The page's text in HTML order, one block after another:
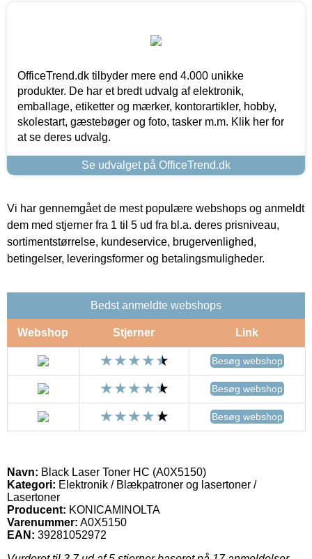
OfficeTrend.dk tilbyder mere end 4.000 unikke
produkter. De har et bredt udvalg af elektronik,
emballage, etiketter og mærker, kontorartikler, hobby,
skolestart, gæstebøger og foto, tasker m.m. Klik her for
at se deres udvalg.
Se udvalget på OfficeTrend.dk
Vi har gennemgået de mest populære webshops og anmeldt
dem med stjerner fra 1 til 5 ud fra bl.a. deres prisniveau,
sortimentstørrelse, kundeservice, brugervenlighed,
betingelser, leveringsformer og betalingsmuligheder.
Bedst anmeldte webshops
Webshop Stjerner Link
Besøg webshop
Besøg webshop
Besøg webshop
Navn: Black Laser Toner HC (A0X5150)
Kategori: Elektronik / Blækpatroner og lasertoner /
Lasertoner
Producent: KONICAMINOLTA
Varenummer: A0X5150
EAN: 39281052972